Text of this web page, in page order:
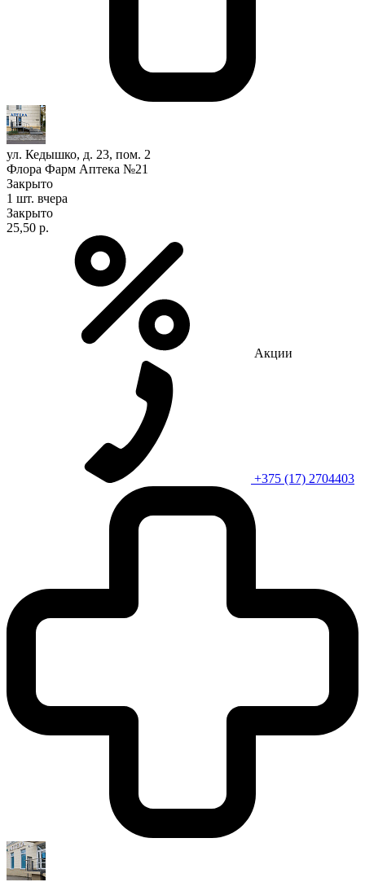
ул. Кедышко, д. 23, пом. 2
Флора Фарм Аптека №21
Закрыто
1 шт. вчера
Закрыто
25,50 р.
Акции
+375 (17) 2704403